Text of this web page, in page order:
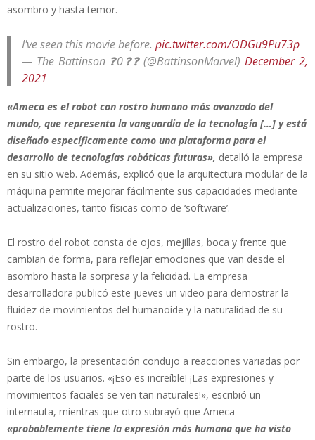
asombro y hasta temor.
I've seen this movie before. pic.twitter.com/ODGu9Pu73p
— The Battinson ❓0❓❓ (@BattinsonMarvel)December 2,
2021
«Ameca es el robot con rostro humano más avanzado del
mundo, que representa la vanguardia de la tecnología […] y está
diseñado específicamente como una plataforma para el
desarrollo de tecnologías robóticas futuras», detalló la empresa
en su sitio web. Además, explicó que la arquitectura modular de la
máquina permite mejorar fácilmente sus capacidades mediante
actualizaciones, tanto físicas como de ‘software’.
El rostro del robot consta de ojos, mejillas, boca y frente que
cambian de forma, para reflejar emociones que van desde el
asombro hasta la sorpresa y la felicidad. La empresa
desarrolladora publicó este jueves un video para demostrar la
fluidez de movimientos del humanoide y la naturalidad de su
rostro.
Sin embargo, la presentación condujo a reacciones variadas por
parte de los usuarios. «¡Eso es increíble! ¡Las expresiones y
movimientos faciales se ven tan naturales!», escribió un
internauta, mientras que otro subrayó que Ameca
«probablemente tiene la expresión más humana que ha visto